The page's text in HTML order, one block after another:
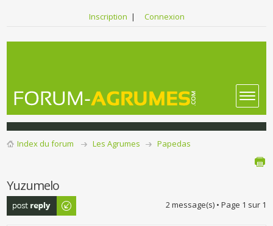
Inscription | Connexion
Index du forum Les Agrumes Papedas
Yuzumelo
Publier une
réponse
2 message(s) • Page 1 sur 1